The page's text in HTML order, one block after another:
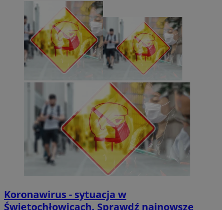
Koronawirus - sytuacja w
Świętochłowicach. Sprawdź najnowsze